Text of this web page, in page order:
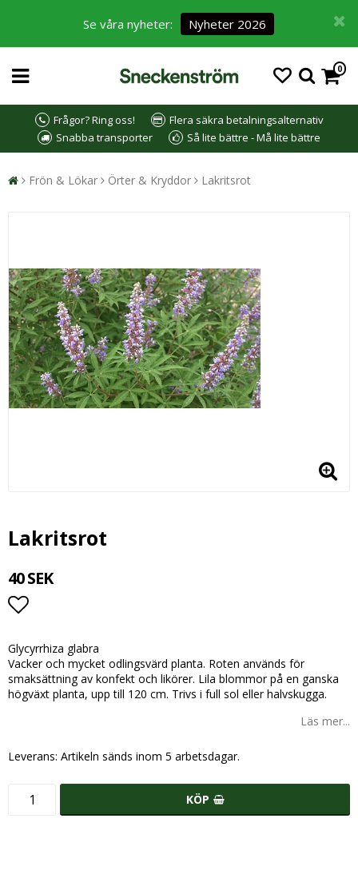
Se våra nyheter: Nyheter 2026
0
Frågor? Ring oss!
Flera säkra betalningsalternativ
Snabba transporter
Så lite bättre - Må lite bättre
Frön & Lökar Örter & Kryddor Lakritsrot
Lakritsrot
40 SEK
Glycyrrhiza glabra
Vacker och mycket odlingsvärd planta. Roten används för
smaksättning av konfekt och likörer. Lila blommor på en ganska
högväxt planta, upp till 120 cm. Trivs i full sol eller halvskugga.
Läs mer...
Leverans: Artikeln sänds inom 5 arbetsdagar.
KÖP